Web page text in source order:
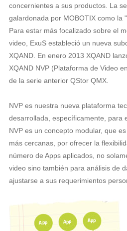
concernientes a sus productos. La
galardonada por MOBOTIX como la
Para estar más focalizado sobre el
video, ExuS estableció un nueva
XQAND. En enero 2013 XQAND
XQAND NVP (Plataforma de Video
de la serie anterior QStor QMX.
NVP es nuestra nueva plataforma
desarrollada, específicamente, para
NVP es un concepto modular, que
más cercanas, por ofrecer la
número de Apps aplicados, no
video sino también para análisis de
ajustarse a sus requerimientos